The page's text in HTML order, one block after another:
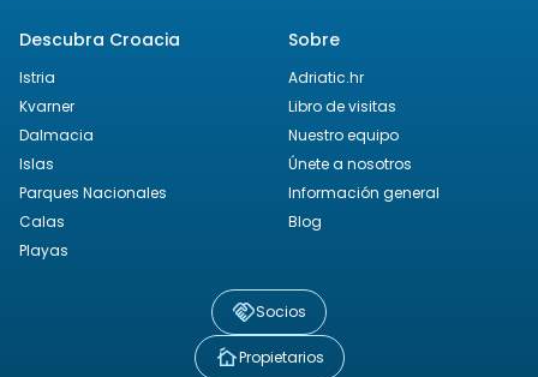
Descubra Croacia
Istria
Kvarner
Dalmacia
Islas
Parques Nacionales
Calas
Playas
Sobre
Adriatic.hr
Libro de visitas
Nuestro equipo
Únete a nosotros
Información general
Blog
Socios
Propietarios